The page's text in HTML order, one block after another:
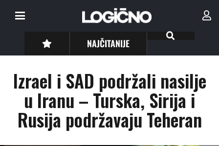
NAJČITANIJE
Izrael i SAD podržali nasilje
u Iranu – Turska, Sirija i
Rusija podržavaju Teheran